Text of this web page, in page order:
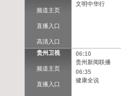
频道主页
直播入口
高清入口
文明中华行
贵州卫视
频道主页
直播入口
06:10
贵州新闻联播
06:35
健康全说